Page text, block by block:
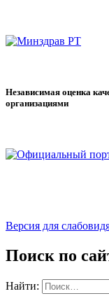
Независимая оценка
организациями
Версия для
Поиск по
Найти: